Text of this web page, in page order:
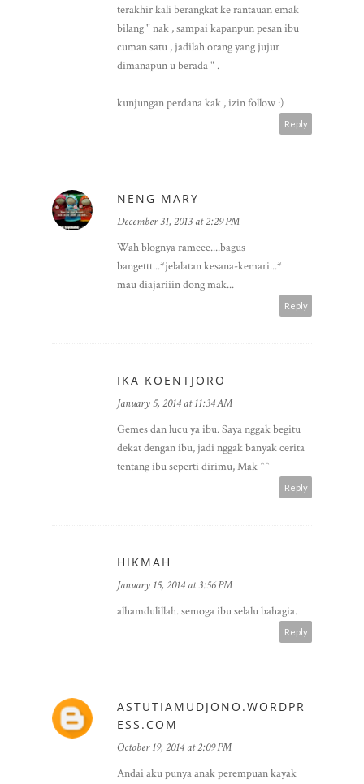
terakhir kali berangkat ke rantauan emak
bilang " nak , sampai kapanpun pesan ibu
cuman satu , jadilah orang yang jujur
dimanapun u berada " .
kunjungan perdana kak , izin follow :)
Reply
NENG MARY
December 31, 2013 at 2:29 PM
Wah blognya rameee....bagus
bangettt...*jelalatan kesana-kemari...*
mau diajariiin dong mak...
Reply
IKA KOENTJORO
January 5, 2014 at 11:34 AM
Gemes dan lucu ya ibu. Saya nggak begitu
dekat dengan ibu, jadi nggak banyak cerita
tentang ibu seperti dirimu, Mak ^^
Reply
HIKMAH
January 15, 2014 at 3:56 PM
alhamdulillah. semoga ibu selalu bahagia.
Reply
ASTUTIAMUDJONO.WORDPR
ESS.COM
October 19, 2014 at 2:09 PM
Andai aku punya anak perempuan kayak